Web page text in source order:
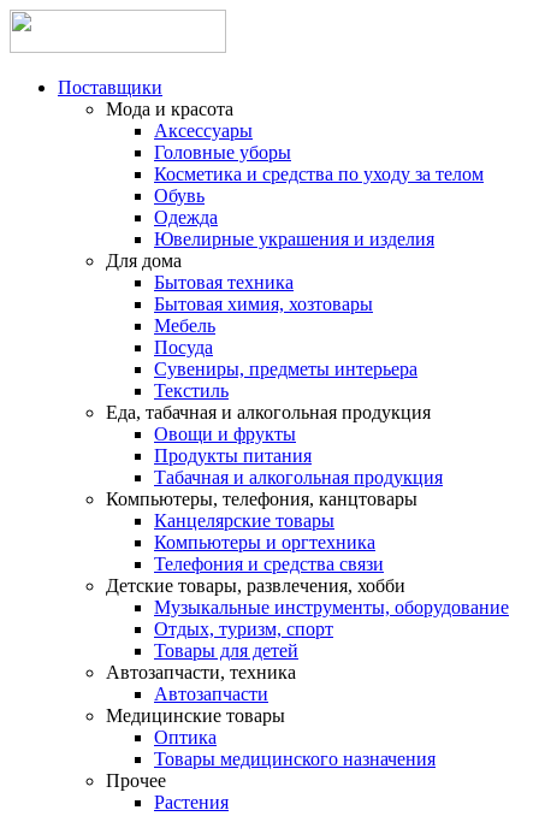
Поставщики
Мода и красота
Аксессуары
Головные уборы
Косметика и средства по уходу за телом
Обувь
Одежда
Ювелирные украшения и изделия
Для дома
Бытовая техника
Бытовая химия, хозтовары
Мебель
Посуда
Сувениры, предметы интерьера
Текстиль
Еда, табачная и алкогольная продукция
Овощи и фрукты
Продукты питания
Табачная и алкогольная продукция
Компьютеры, телефония, канцтовары
Канцелярские товары
Компьютеры и оргтехника
Телефония и средства связи
Детские товары, развлечения, хобби
Музыкальные инструменты, оборудование
Отдых, туризм, спорт
Товары для детей
Автозапчасти, техника
Автозапчасти
Медицинские товары
Оптика
Товары медицинского назначения
Прочее
Растения